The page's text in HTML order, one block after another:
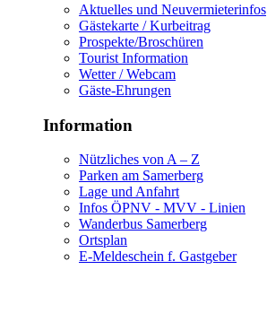
Aktuelles und Neuvermieterinfos
Gästekarte / Kurbeitrag
Prospekte/Broschüren
Tourist Information
Wetter / Webcam
Gäste-Ehrungen
Information
Nützliches von A – Z
Parken am Samerberg
Lage und Anfahrt
Infos ÖPNV - MVV - Linien
Wanderbus Samerberg
Ortsplan
E-Meldeschein f. Gastgeber